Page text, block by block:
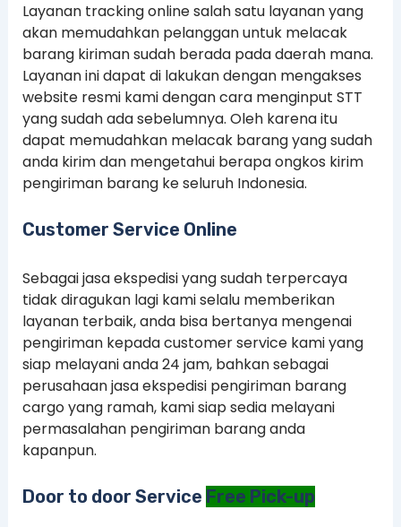
Layanan tracking online salah satu layanan yang
akan memudahkan pelanggan untuk melacak
barang kiriman sudah berada pada daerah mana.
Layanan ini dapat di lakukan dengan mengakses
website resmi kami dengan cara menginput STT
yang sudah ada sebelumnya. Oleh karena itu
dapat memudahkan melacak barang yang sudah
anda kirim dan mengetahui berapa ongkos kirim
pengiriman barang ke seluruh Indonesia.
Customer Service Online
Sebagai jasa ekspedisi yang sudah terpercaya
tidak diragukan lagi kami selalu memberikan
layanan terbaik, anda bisa bertanya mengenai
pengiriman kepada customer service kami yang
siap melayani anda 24 jam, bahkan sebagai
perusahaan jasa ekspedisi pengiriman barang
cargo yang ramah, kami siap sedia melayani
permasalahan pengiriman barang anda
kapanpun.
Door to door Service Free Pick-up